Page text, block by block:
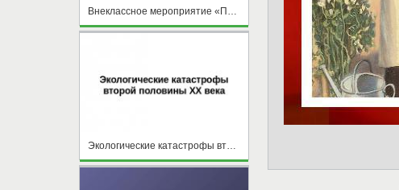
Внеклассное мероприятие «Прощай, второй класс»